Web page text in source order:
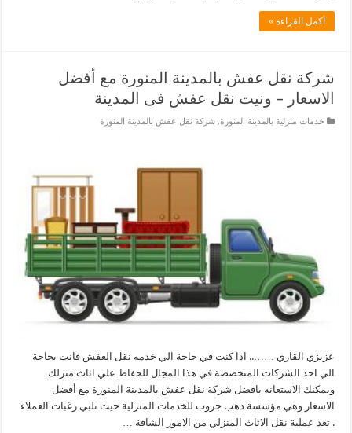
أكمل القراءة »
شركة نقل عفش بالمدينة المنورة مع أفضل
الاسعار – ونيت نقل عفش فى المدينة
خدمات منزلية بالمدينة المنورة,شركة نقل عفش بالمدينة المنورة
عزيزي القاري …….. اذا كنت في حاجة الي خدمه نقل العفش فانت بحاجة
الي احد الشركات المتخصصة في هذا المجال للحفاظ علي اثاث منزلك
ويمكنك الاستعانه بافضل شركة نقل عفش بالمدينة المنورة مع أفضل
الاسعار وهي مؤسسة دهب جروب للخدمات المنزلية حيث تلبي رغبات العملاء
. تعد عملية نقل الاثاث المنزلي من الامور الشاقة …